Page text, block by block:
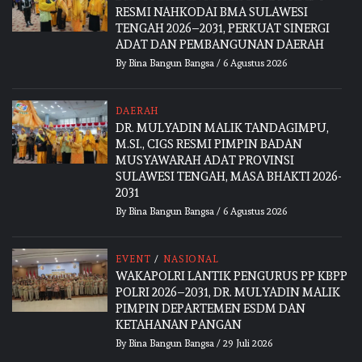
RESMI NAHKODAI BMA SULAWESI
TENGAH 2026–2031, PERKUAT SINERGI
ADAT DAN PEMBANGUNAN DAERAH
By Bina Bangun Bangsa/ 6 Agustus 2026
DAERAH
DR. MULYADIN MALIK TANDAGIMPU,
M.SI., CIGS RESMI PIMPIN BADAN
MUSYAWARAH ADAT PROVINSI
SULAWESI TENGAH, MASA BHAKTI 2026-
2031
By Bina Bangun Bangsa/ 6 Agustus 2026
EVENT / NASIONAL
WAKAPOLRI LANTIK PENGURUS PP KBPP
POLRI 2026–2031, DR. MULYADIN MALIK
PIMPIN DEPARTEMEN ESDM DAN
KETAHANAN PANGAN
By Bina Bangun Bangsa/ 29 Juli 2026